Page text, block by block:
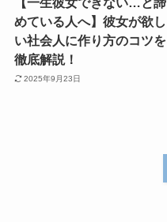
めている人へ】彼女が欲し
い社会人に作り方のコツを
徹底解説！
2025年9月23日